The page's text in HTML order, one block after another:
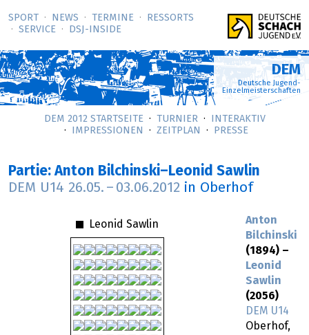
SPORT NEWS TERMINE
RESSORTS
SERVICE
DSJ-­INSIDE
DEM
Deutsche Jugend-
Einzelmeisterschaften
DEM 2012 STARTSEITE TURNIER
INTERAKTIV
IMPRESSIONEN
ZEITPLAN PRESSE
Partie: Anton Bilchinski–Leonid Sawlin
DEM U14 26.05. – 03.06.2012 in Oberhof
Leonid Sawlin
Anton
Bilchinski
(1894) –
Leonid
Sawlin
(2056)
DEM U14
Oberhof,